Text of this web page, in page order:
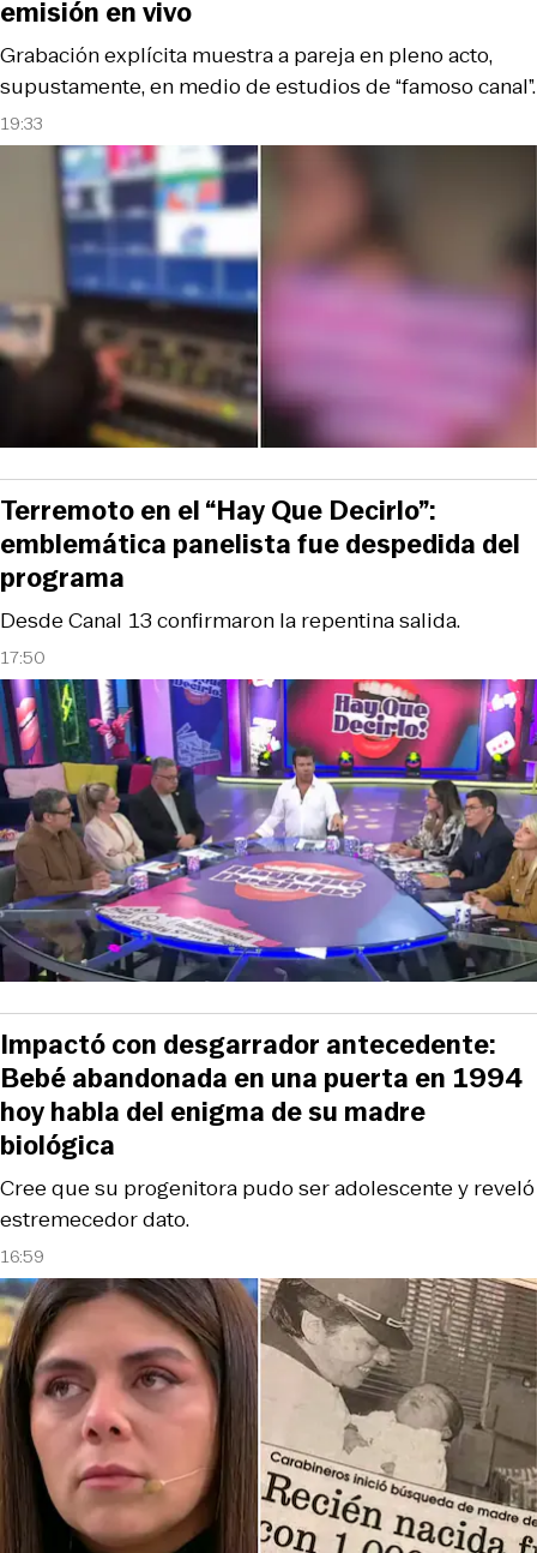
19:33
Grabación explícita muestra a pareja en pleno acto,
supustamente, en medio de estudios de “famoso canal”.
emisión en vivo
17:50
Desde Canal 13 confirmaron la repentina salida.
Terremoto en el “Hay Que Decirlo”:
emblemática panelista fue despedida del
programa
16:59
Cree que su progenitora pudo ser adolescente y reveló
estremecedor dato.
Impactó con desgarrador antecedente:
Bebé abandonada en una puerta en 1994
hoy habla del enigma de su madre
biológica